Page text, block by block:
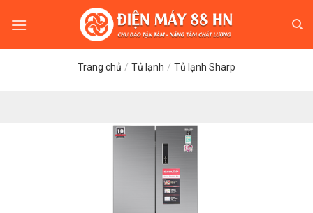
Trang chủ / Tủ lạnh / Tủ lạnh Sharp